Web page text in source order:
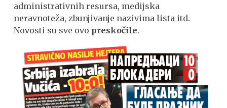
administrativnih resursa, medijska
neravnoteža, zbunjivanje nazivima lista itd.
Novosti su sve ovo preskočile.